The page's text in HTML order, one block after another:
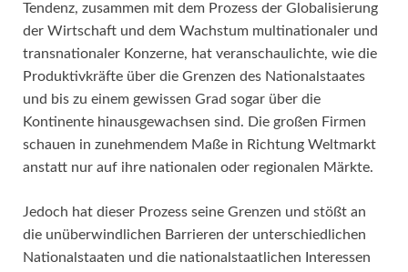
Tendenz, zusammen mit dem Prozess der Globalisierung
der Wirtschaft und dem Wachstum multinationaler und
transnationaler Konzerne, hat veranschaulichte, wie die
Produktivkräfte über die Grenzen des Nationalstaates
und bis zu einem gewissen Grad sogar über die
Kontinente hinausgewachsen sind. Die großen Firmen
schauen in zunehmendem Maße in Richtung Weltmarkt
anstatt nur auf ihre nationalen oder regionalen Märkte.
Jedoch hat dieser Prozess seine Grenzen und stößt an
die unüberwindlichen Barrieren der unterschiedlichen
Nationalstaaten und die nationalstaatlichen Interessen